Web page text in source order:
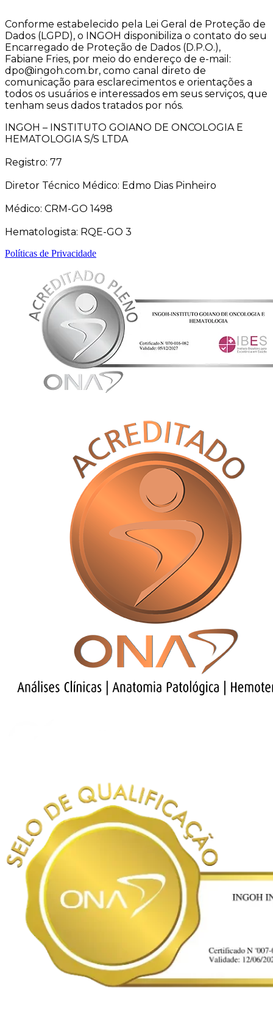
Conforme estabelecido pela Lei Geral de Proteção de
Dados (LGPD), o INGOH disponibiliza o contato do seu
Encarregado de Proteção de Dados (D.P.O.),
Fabiane Fries, por meio do endereço de e-mail:
dpo@ingoh.com.br, como canal direto de
comunicação para esclarecimentos e orientações a
todos os usuários e interessados em seus serviços, que
tenham seus dados tratados por nós.
INGOH – INSTITUTO GOIANO DE ONCOLOGIA E
HEMATOLOGIA S/S LTDA
Registro: 77
Diretor Técnico Médico: Edmo Dias Pinheiro
Médico: CRM-GO 1498
Hematologista: RQE-GO 3
Políticas de Privacidade